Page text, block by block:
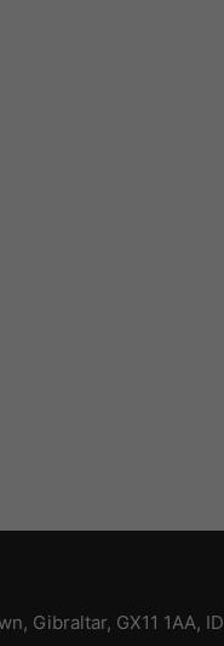
Gibraltar, GX11 1AA,